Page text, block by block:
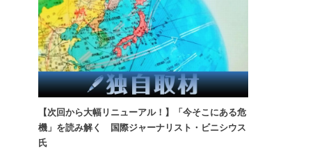
【次回から大幅リニューアル！】「今そこにある危
機」を読み解く 国際ジャーナリスト・ビニシウス
氏